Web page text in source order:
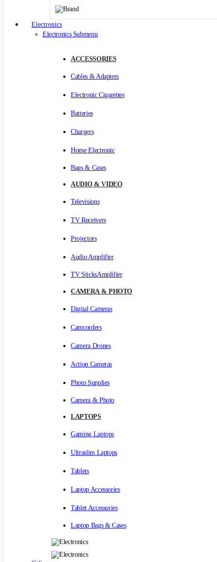
Electronics
Electronics Submenu
ACCESSORIES
Cables & Adapters
Electronic Cigarettes
Batteries
Chargers
Home Electronic
Bags & Cases
AUDIO & VIDEO
Televisions
TV Receivers
Projectors
Audio Amplifier
TV SticksAmplifier
CAMERA & PHOTO
Digital Cameras
Camcorders
Camera Drones
Action Cameras
Photo Supplies
Camera & Photo
LAPTOPS
Gaming Laptops
Ultraslim Laptops
Tablets
Laptop Accessories
Tablet Accessories
Laptop Bags & Cases